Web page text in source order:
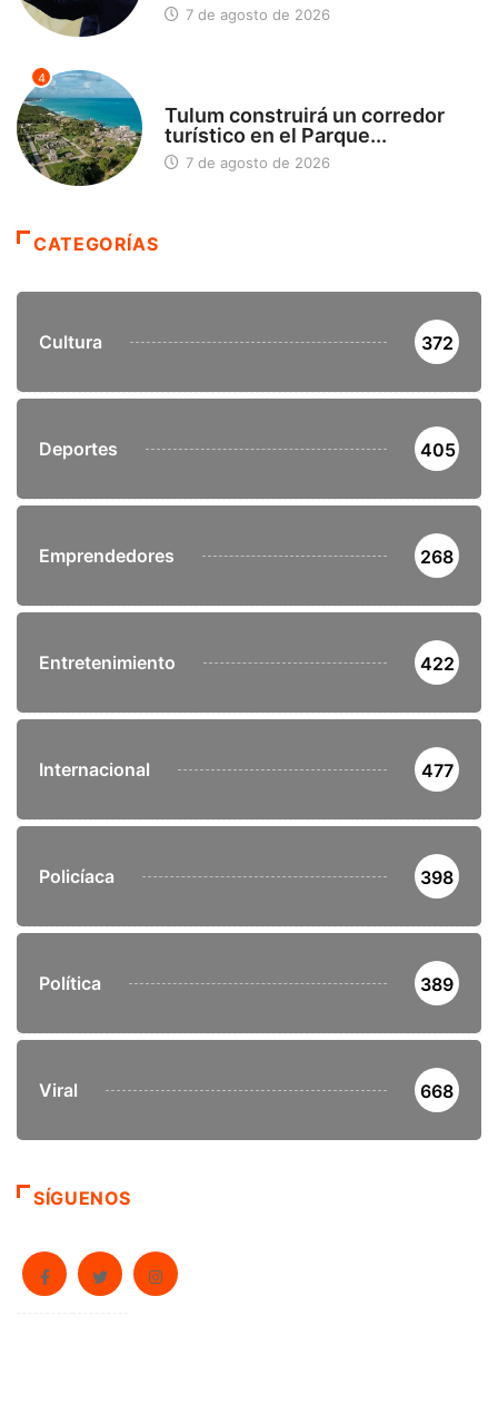
7 de agosto de 2026
4
Tulum construirá un corredor
turístico en el Parque...
7 de agosto de 2026
CATEGORÍAS
Cultura 372
Deportes 405
Emprendedores 268
Entretenimiento 422
Internacional 477
Policíaca 398
Política 389
Viral 668
SÍGUENOS